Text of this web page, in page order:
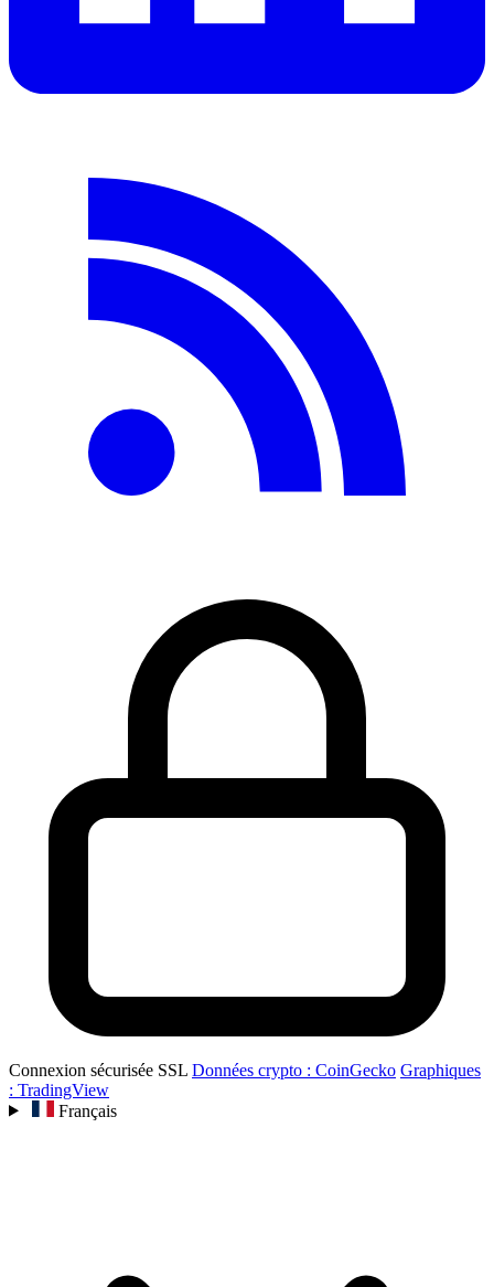
Connexion sécurisée SSL Données crypto : CoinGecko Graphiques
: TradingView
Français